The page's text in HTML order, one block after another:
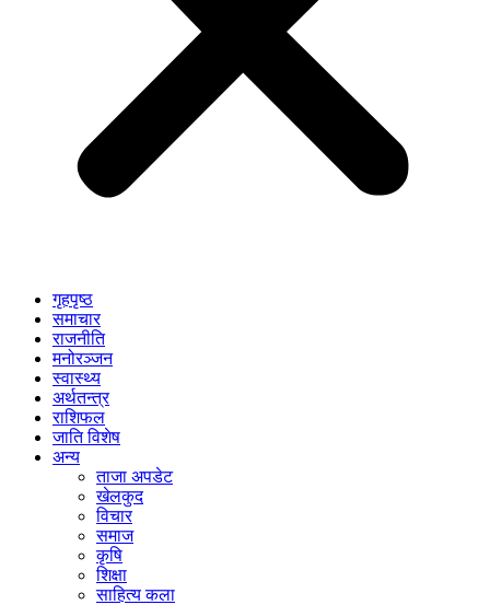
गृहपृष्ठ
समाचार
राजनीति
मनोरञ्जन
स्वास्थ्य
अर्थतन्त्र
राशिफल
जाति विशेष
अन्य
ताजा अपडेट
खेलकुद
विचार
समाज
कृषि
शिक्षा
साहित्य कला